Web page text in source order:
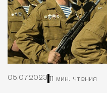
05.07.2023 11 мин. чтения